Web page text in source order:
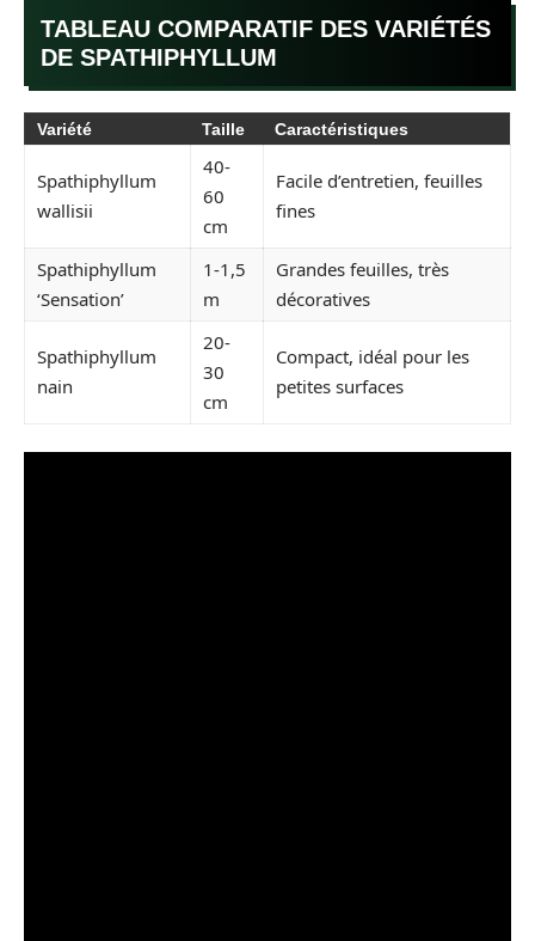
TABLEAU COMPARATIF DES VARIÉTÉS
DE SPATHIPHYLLUM
Variété Taille Caractéristiques
Spathiphyllum
wallisii
40-
60
cm
Facile d’entretien, feuilles
fines
Spathiphyllum
‘Sensation’
1-1,5
m
Grandes feuilles, très
décoratives
Spathiphyllum
nain
20-
30
cm
Compact, idéal pour les
petites surfaces